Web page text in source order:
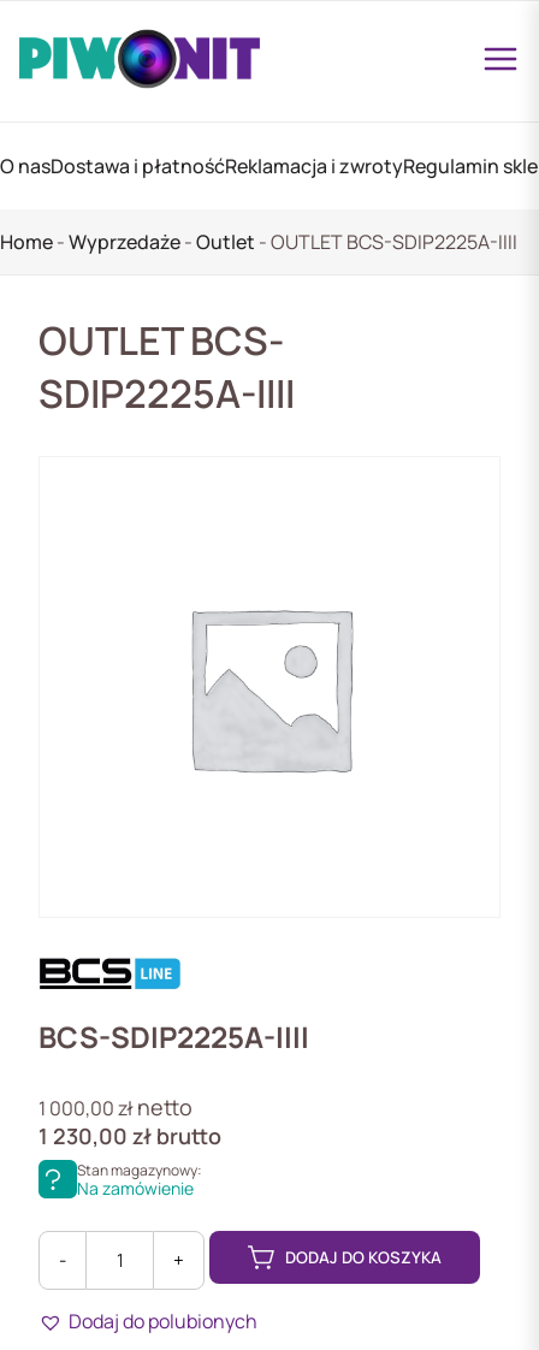
O nasDostawa i płatnośćReklamacja i zwrotyRegulamin
Home-Wyprzedaże-Outlet -OUTLET BCS-SDIP2225A-IIII
OUTLET BCS-
SDIP2225A-IIII
BCS-SDIP2225A-IIII
1 000,00złnetto
1 230,00 zł brutto
Stan magazynowy:
Na zamówienie
-
OUTLET
BCS-
+ DODAJ DO KOSZYKA
Dodaj do polubionych